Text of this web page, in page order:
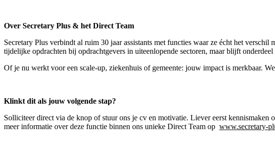
Over Secretary Plus & het Direct Team
Secretary Plus verbindt al ruim 30 jaar assistants met functies waar ze écht het
tijdelijke opdrachten bij opdrachtgevers in uiteenlopende sectoren, maar blijft
Of je nu werkt voor een scale-up, ziekenhuis of gemeente: jouw impact is merkbaar.
Klinkt dit als jouw volgende stap?
Solliciteer direct via de knop of stuur ons je cv en motivatie. Liever eerst
meer informatie over deze functie binnen ons unieke Direct Team op www.secretary-